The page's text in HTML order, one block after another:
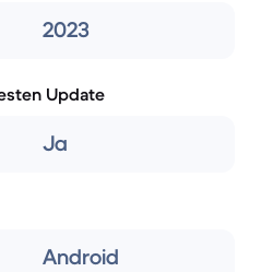
2023
Update
Ja
Android